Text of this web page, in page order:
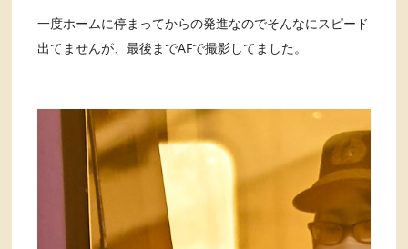
一度ホームに停まってからの発進なのでそんなにスピード
出てませんが、最後までAFで撮影してました。